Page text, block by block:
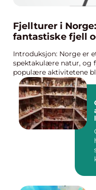
Fjellturer i
fantastiske fjell
Introduksjon: Norge er
spektakulære natur, og
populære aktivitetene